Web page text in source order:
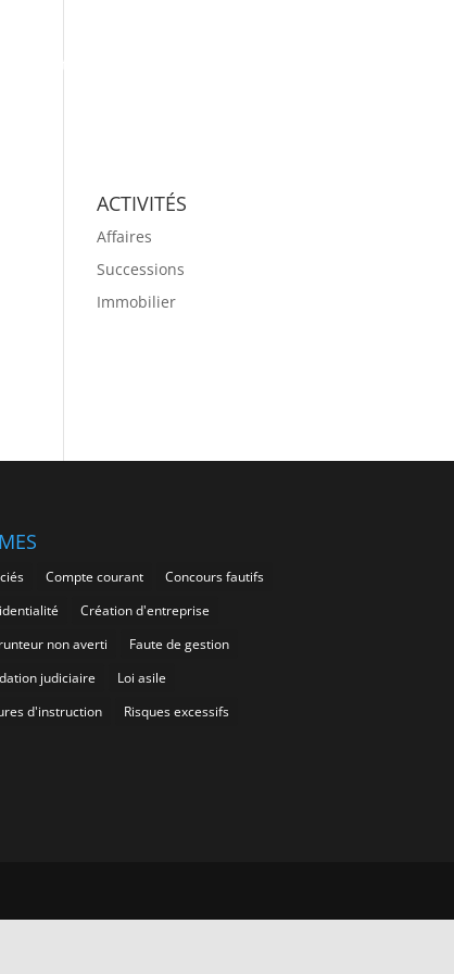
Contact
ACTIVITÉS
Affaires
Successions
Immobilier
Compte courant
Concours fautifs
Création d'entreprise
non averti
Faute de gestion
judiciaire
Loi asile
d'instruction
Risques excessifs